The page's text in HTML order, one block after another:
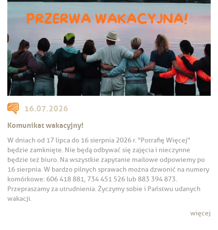
16.07.2026
Komunikat wakacyjny!
W dniach od 17 lipca do 16 sierpnia 2026 r. "Potrafię Więcej"
będzie zamknięte. Nie będą odbywać się zajęcia i nieczynne
będzie też biuro. Na wszystkie zapytanie mailowe odpowiemy po
16 sierpnia. W bardzo pilnych sprawach można dzwonić na numery
komórkowe: 606 418 881, 734 451 526 lub 883 394 873.
Przepraszamy za utrudnienia. Życzymy sobie i Państwu udanych
wakacji.
więcej